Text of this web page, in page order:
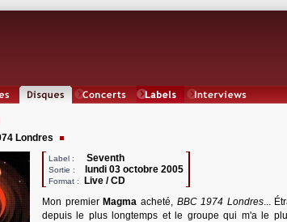
Londres
Label : Seventh
Sortie : lundi 03 octobre 2005
Format :
Live / CD
Mon premier Magma acheté, BBC 1974 Londres...
depuis le plus longtemps et le groupe qui m'a le